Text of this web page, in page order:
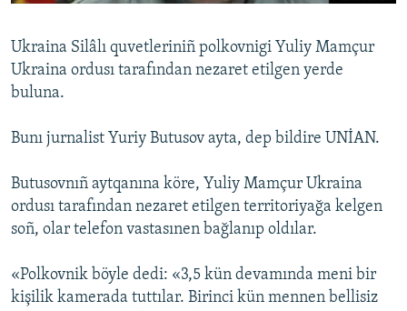
Українською
QOŞULIÑIZ!
RFE/RS bütün saytları
Ukraina Silâlı quvetleriniñ polkovnigi Yuliy Mamçur
Ukraina ordusı tarafından nezaret etilgen yerde
buluna.
Bunı jurnalist Yuriy Butusov ayta, dep bildire UNİAN.
Butusovnıñ aytqanına köre, Yuliy Mamçur Ukraina
ordusı tarafından nezaret etilgen territoriyağa kelgen
soñ, olar telefon vastasınen bağlanıp oldılar.
«Polkovnik böyle dedi: «3,5 kün devamında meni bir
kişilik kamerada tuttılar. Birinci kün mennen bellisiz